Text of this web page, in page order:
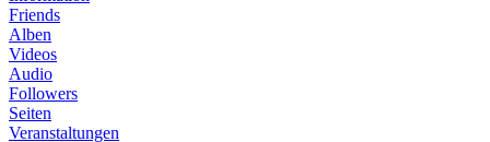
Friends
Alben
Videos
Audio
Followers
Seiten
Veranstaltungen